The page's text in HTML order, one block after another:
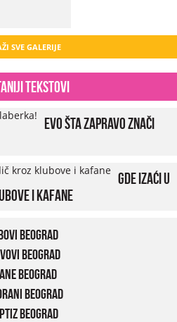
SVE GALERIJE
tekstovi
Evo šta zapravo znači
Gde izaći u
i kafane
Beograd
Beograd
Beograd
Beograd
Beograd